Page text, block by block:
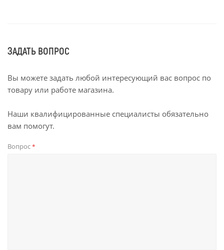
ЗАДАТЬ ВОПРОС
Вы можете задать любой интересующий вас вопрос по
товару или работе магазина.
Наши квалифицированные специалисты обязательно
вам помогут.
Вопрос*